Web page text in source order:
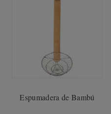
Espumadera de Bambú